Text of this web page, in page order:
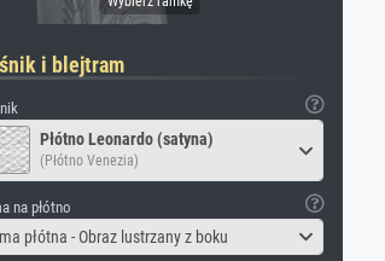
i blejtram
Płótno Leonardo (satyna)
(Płótno Venezia)
na płótno
płótna - Obraz lustrzany z boku